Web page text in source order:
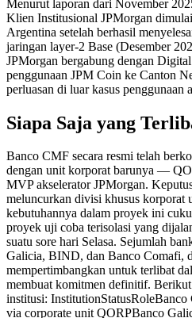
Menurut laporan dari November
Klien Institusional JPMorgan
Argentina setelah berhasil
jaringan layer-2 Base (Desember
JPMorgan bergabung dengan
penggunaan JPM Coin ke Canton
perluasan di luar kasus penggunaan
Siapa Saja yang
Banco CMF secara resmi telah
dengan unit korporat barunya —
MVP akselerator JPMorgan.
meluncurkan divisi khusus korporat
kebutuhannya dalam proyek ini
proyek uji coba terisolasi yang
suatu sore hari Selasa. Sejumlah
Galicia, BIND, dan Banco Comafi,
mempertimbangkan untuk terlibat
membuat komitmen definitif.
institusi:
via corporate unit QORPBanco